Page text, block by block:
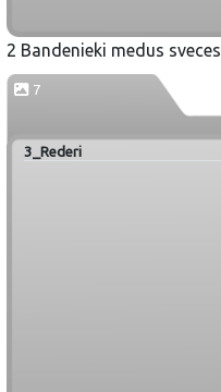
2 Bandenieki medus sveces
7
3_Rederi